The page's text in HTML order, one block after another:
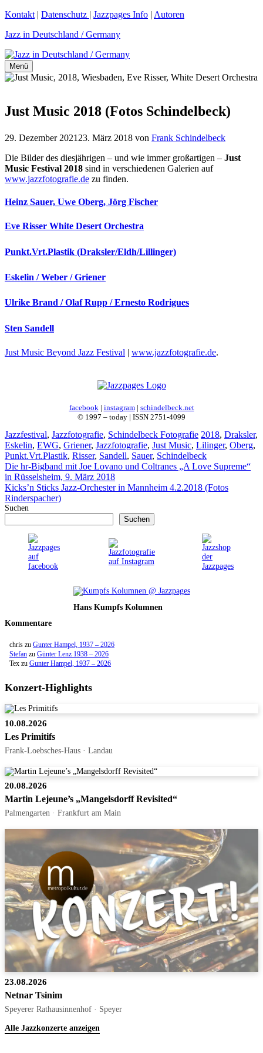
Zum
springen
Kontakt | Datenschutz | Jazzpages Info | Autoren
Jazz in Deutschland / Germany
Menü
Just Music 2018 (Fotos Schindelbeck)
29. Dezember 2021 23. März 2018 von Frank Schindelbeck
Die Bilder des diesjährigen – und wie immer großartigen – Just
Music Festival 2018 sind in verschiedenen Galerien auf
www.jazzfotografie.de zu finden.
Heinz Sauer, Uwe Oberg, Jörg Fischer
Eve Risser White Desert Orchestra
Punkt.Vrt.Plastik (Draksler/Eldh/Lillinger)
Eskelin / Weber / Griener
Ulrike Brand / Olaf Rupp / Ernesto Rodrigues
Sten Sandell
Just Music Beyond Jazz Festival | www.jazzfotografie.de.
facebook | instagram| schindelbeck.net
© 1997 – today | ISSN 2751-4099
Kategorien
Jazzfestival, Jazzfotografie, Schindelbeck Fotografie Schlagwörter
2018, Draksler,
Eskelin, EWG, Griener, Jazzfotografie, Just Music, Lilinger, Oberg,
Punkt.Vrt.Plastik, Risser, Sandell, Sauer, Schindelbeck
Die hr-Bigband mit Joe Lovano und Coltranes „A Love Supreme“
in Rüsselsheim, 9. März 2018
Kicks’n Sticks Jazz-Orchester in Mannheim 4.2.2018 (Fotos
Rinderspacher)
Suchen
Suchen
Hans Kumpfs Kolumnen
Kommentare
chris zu Gunter Hampel, 1937 – 2026
Stefan zu Günter Lenz 1938 – 2026
Tex zu Gunter Hampel, 1937 – 2026
Konzert-Highlights
10.08.2026
Les Primitifs
Frank-Loebsches-Haus · Landau
20.08.2026
Martin Lejeune’s „Mangelsdorff Revisited“
Palmengarten · Frankfurt am Main
23.08.2026
Netnar Tsinim
Speyerer Rathausinnenhof · Speyer
Alle Jazzkonzerte anzeigen